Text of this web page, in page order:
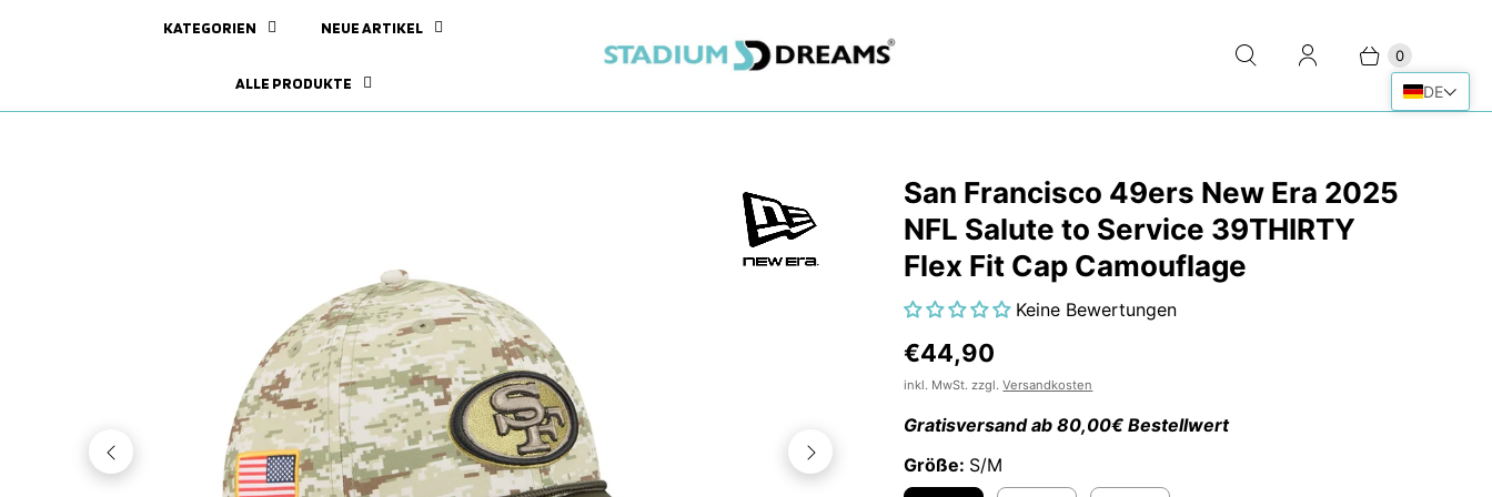
KATEGORIEN NEUE ARTIKEL
ALLE PRODUKTE
0
San Francisco 49ers New Era 2025
NFL Salute to Service 39THIRTY
Flex Fit Cap Camouflage
Keine Bewertungen
€44,90
inkl. MwSt. zzgl.Versandkosten
Gratisversand ab 80,00€ Bestellwert
Größe: S/M
DE